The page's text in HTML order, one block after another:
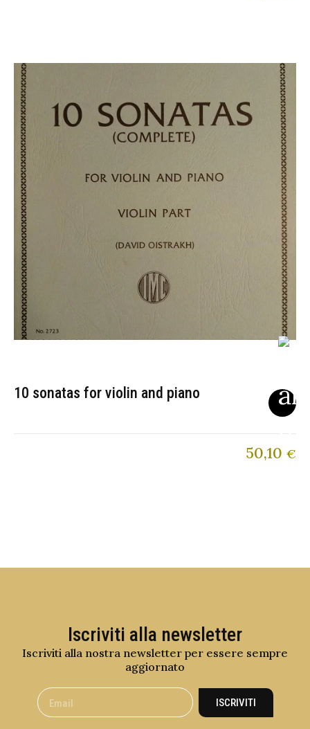
10 sonatas for violin and piano
50,10 €
Iscriviti alla newsletter
Iscriviti alla nostra newsletter per essere sempre
aggiornato
ISCRIVITI